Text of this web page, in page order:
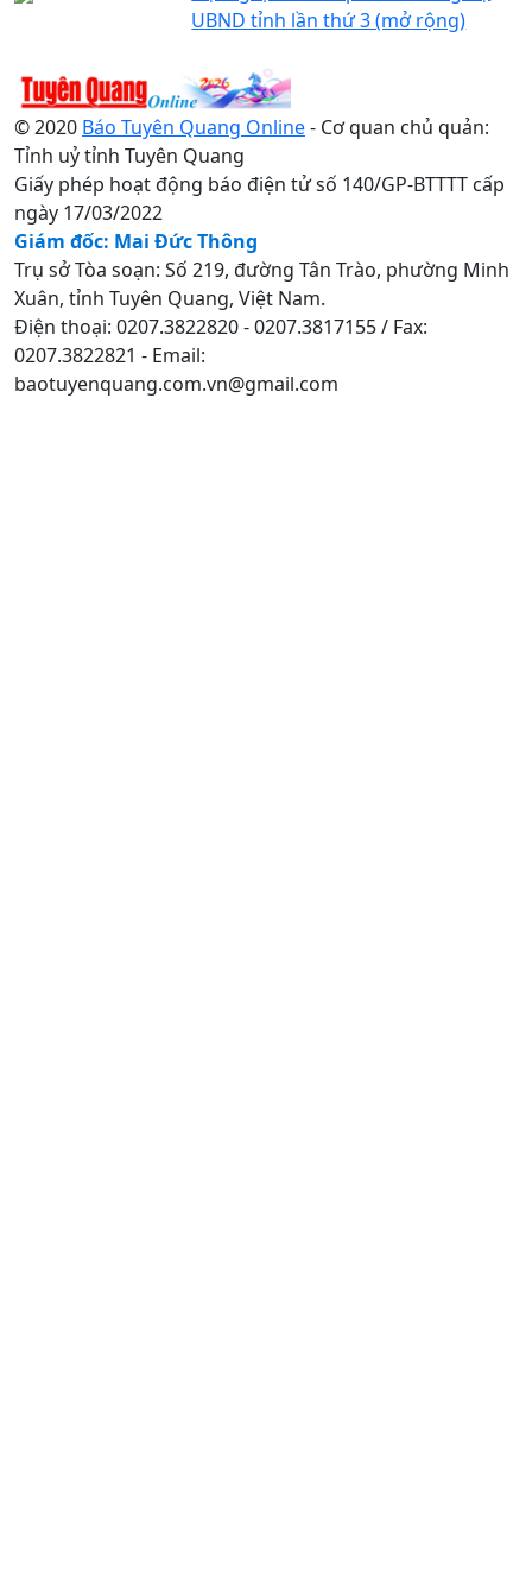
UBND tỉnh lần thứ 3 (mở rộng)
© 2020 Báo Tuyên Quang Online- Cơ quan chủ quản:
Tỉnh uỷ tỉnh Tuyên Quang
Giấy phép hoạt động báo điện tử số 140/GP-BTTTT cấp
ngày 17/03/2022
Giám đốc: Mai Đức Thông
Trụ sở Tòa soạn: Số 219, đường Tân Trào, phường Minh
Xuân, tỉnh Tuyên Quang, Việt Nam.
Điện thoại: 0207.3822820 - 0207.3817155 / Fax:
0207.3822821 - Email:
baotuyenquang.com.vn@gmail.com